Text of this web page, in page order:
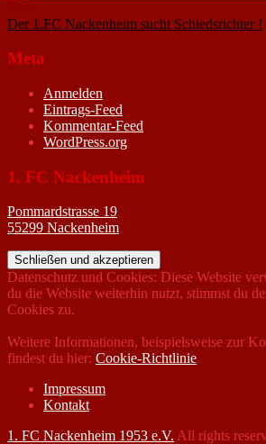
Der 1.FC Nackenheim sucht Schiedsrichter !
Meta
Anmelden
Eintrags-Feed
Kommentar-Feed
WordPress.org
1. FC Nackenheim
Pommardstrasse 19
55299 Nackenheim
Datenschutz und Cookies: Diese Website
du die Website weiterhin nutzt, stimmst du
Cookies zu.
Weitere Informationen, beispielsweise zur
findest du hier: Cookie-Richtlinie
Impressum
Kontakt
1. FC Nackenheim 1953 e.V. All rights